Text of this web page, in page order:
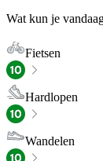
Wat kun je
Fietsen
Hardlopen
Wandelen